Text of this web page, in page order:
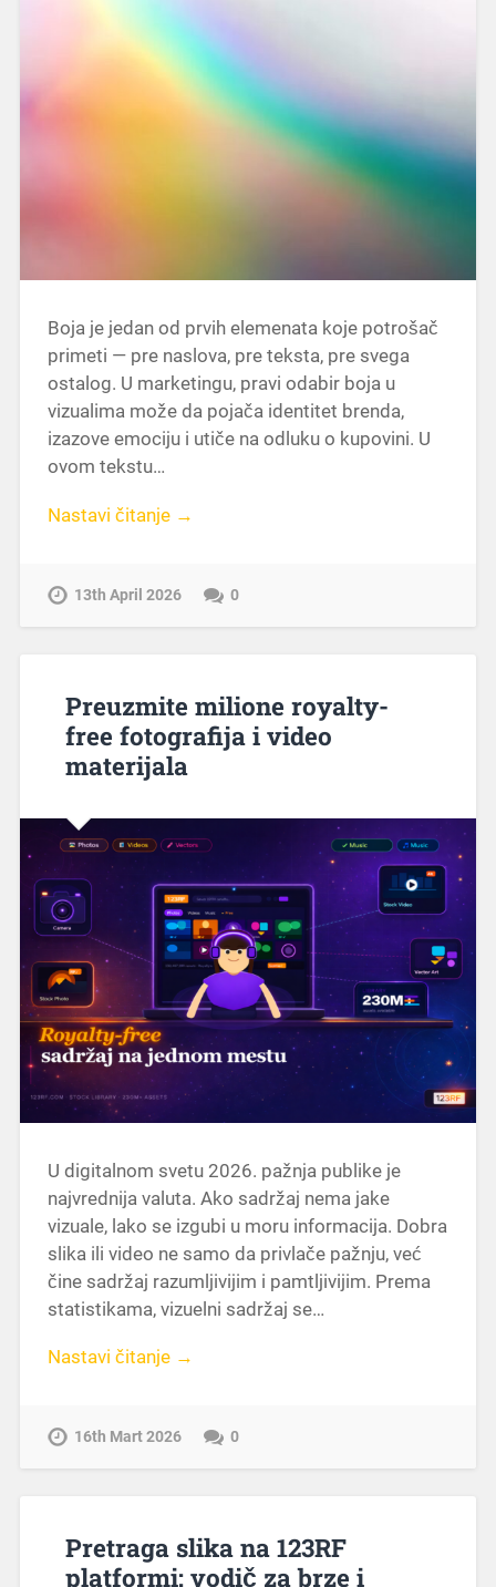
Boja je jedan od prvih elemenata koje potrošač
primeti — pre naslova, pre teksta, pre svega
ostalog. U marketingu, pravi odabir boja u
vizualima može da pojača identitet brenda,
izazove emociju i utiče na odluku o kupovini. U
ovom tekstu…
Nastavi čitanje →
13th April 2026 0
Preuzmite milione royalty-
free fotografija i video
materijala
U digitalnom svetu 2026. pažnja publike je
najvrednija valuta. Ako sadržaj nema jake
vizuale, lako se izgubi u moru informacija. Dobra
slika ili video ne samo da privlače pažnju, već
čine sadržaj razumljivijim i pamtljivijim. Prema
statistikama, vizuelni sadržaj se…
Nastavi čitanje →
16th Mart 2026 0
Pretraga slika na 123RF
platformi: vodič za brze i